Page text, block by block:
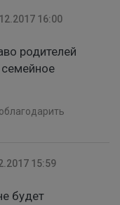
16:00
родителей
семейное
15:59
будет